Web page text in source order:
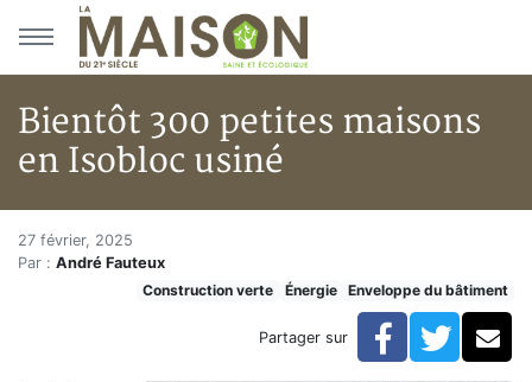
Aller au menu principal
Aller au contenu principal
Bientôt 300 petites maisons
en Isobloc usiné
Accueil
Articles
Construction verte
Bientôt 300 petites maisons en Isobloc usiné
Bientôt 300 petites maisons
27 février, 2025
Par : André Fauteux
Construction verte
Énergie Enveloppe du bâtiment
Partager sur Facebook